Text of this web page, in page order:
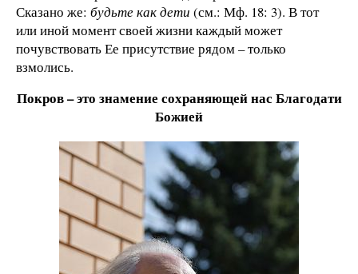
Сказано же: будьте как дети (см.: Мф. 18: 3). В тот
или иной момент своей жизни каждый может
почувствовать Ее присутствие рядом – только
взмолись.
Покров – это знамение сохраняющей нас Благодати
Божией